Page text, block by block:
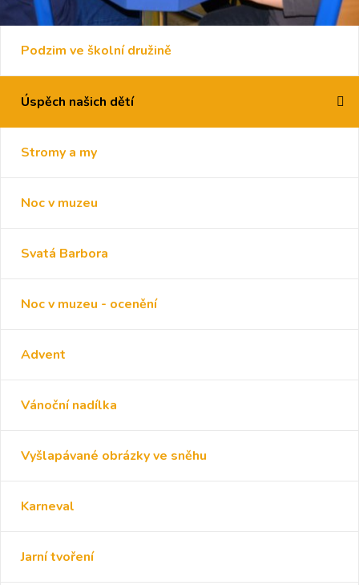
Podzim ve školní družině
Úspěch našich dětí
Stromy a my
Noc v muzeu
Svatá Barbora
Noc v muzeu - ocenění
Advent
Vánoční nadílka
Vyšlapávané obrázky ve sněhu
Karneval
Jarní tvoření